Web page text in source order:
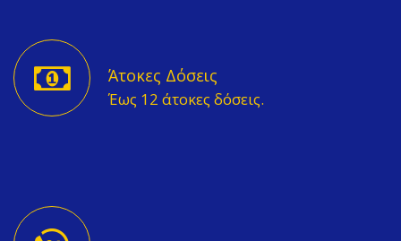
Άτοκες Δόσεις
Έως 12 άτοκες δόσεις.